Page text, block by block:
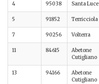
4 95038 Santa Luce
5 91852 Terricciola
7 90256 Volterra
11 84615
Abetone
Cutigliano
13 94166
Abetone
Cutigliano